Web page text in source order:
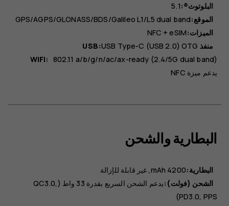
البلوتوث®:5.1
الموقع:GPS/AGPS/GLONASS/BDS/Galileo L1/L5 dual band
الميزات:NFC + eSIM
منفذ USB: USB Type-C (USB 2.0) OTG
WiFi: 802.11 a/b/g/n/ac/ax-ready (2.4/5G dual band)
يدعم ميزة NFC
البطارية والشحن
البطارية:4200 mAh
غير قابلة للإزالة
الشحن (فولت):
يدعم الشحن السريع بقدرة 33 واط (QC3.0,
PD3.0, PPS)